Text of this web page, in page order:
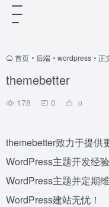
首页 • 后端 • wordpress • 正
themebetter
178 0 0
themebetter致力于提供
WordPress主题开发经
WordPress主题并定期
WordPress建站无忧！